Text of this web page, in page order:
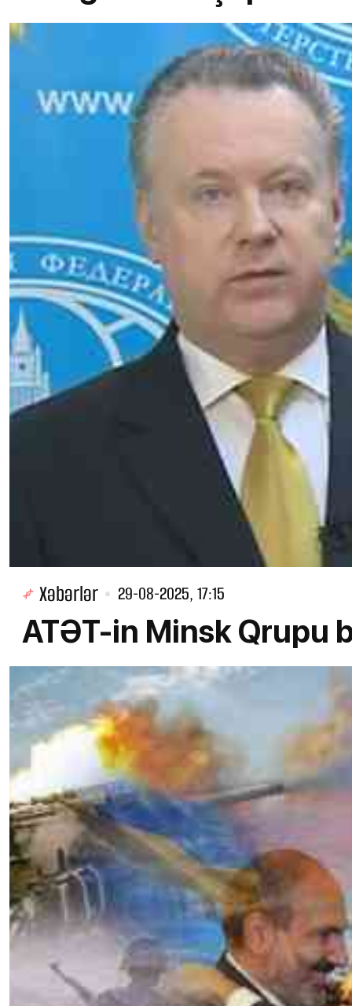
Xəbərlər 29-08-2025, 17:15
ATƏT-in Minsk Qrupu